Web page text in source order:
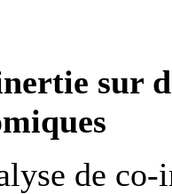
sur
de